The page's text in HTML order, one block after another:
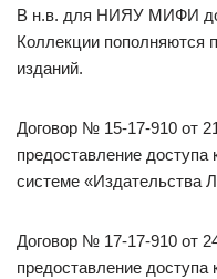
В н.в. для НИЯУ МИФИ
Коллекции пополняются
изданий.
Договор № 15-17-910 от
предоставление доступа
системе «Издательства
Договор № 17-17-910 от
предоставление доступа